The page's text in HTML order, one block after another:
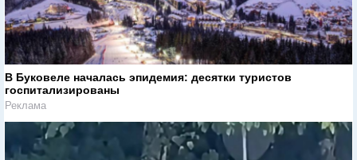
В Буковеле началась эпидемия: десятки туристов
госпитализированы
Реклама